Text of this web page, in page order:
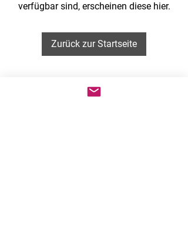
verfügbar sind, erscheinen diese hier.
Zurück zur Startseite